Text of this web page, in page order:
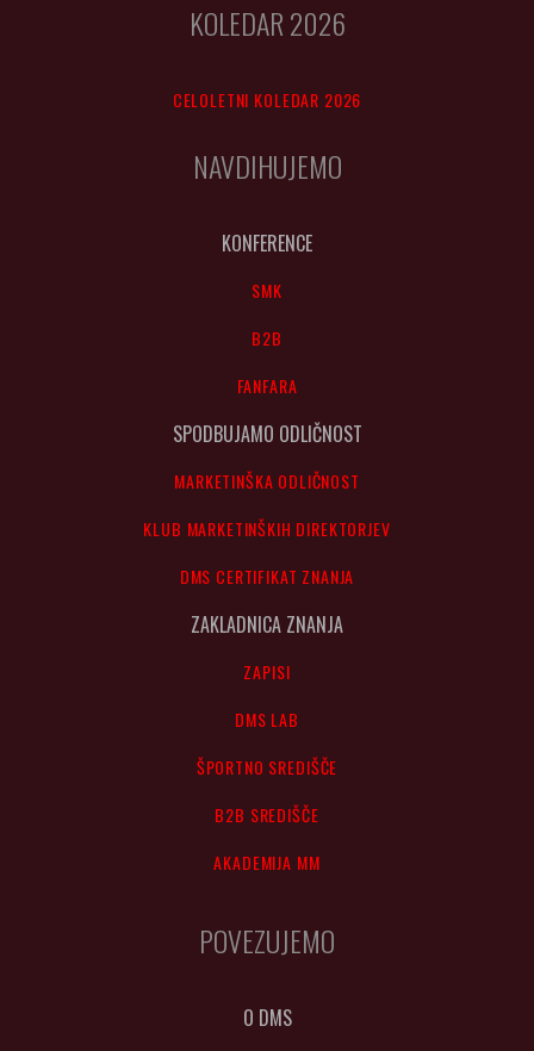
KOLEDAR 2026
CELOLETNI KOLEDAR 2026
NAVDIHUJEMO
KONFERENCE
SMK
B2B
FANFARA
SPODBUJAMO ODLIČNOST
MARKETINŠKA ODLIČNOST
KLUB MARKETINŠKIH DIREKTORJEV
DMS CERTIFIKAT ZNANJA
ZAKLADNICA ZNANJA
ZAPISI
DMS LAB
ŠPORTNO SREDIŠČE
B2B SREDIŠČE
AKADEMIJA MM
POVEZUJEMO
O DMS